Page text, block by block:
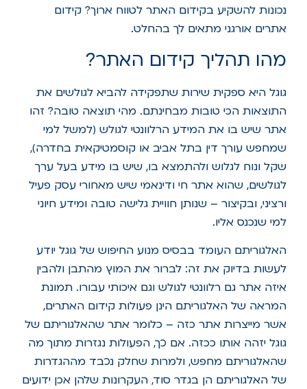
נכונות להשקיע בקידום האתר לטווח ארוך? קידום
אתרים אורגני מתאים לך בהחלט.
מהו תהליך קידום האתר?
גוגל היא ספקית שירות שתפקידה להביא לגולשים את
התוצאות הכי טובות מבחינתם. מהי תוצאה טובה? זהו
אתר שיש בו את המידע הרלוונטי לגולש (למשל למי
שמחפש עורך דין בתל אביב או קוסמטיקאית בחדרה),
שקל ונוח לגלוש ולהתמצא בו, שיש בו מידע בעל ערך
לגולשים, שהוא אתר חי ודינאמי שיש מאחורי עסק פעיל
ורציני, ובקיצור – שנותן חוויית גלישה טובה ומידע חיוני
למי שנכנס אליו.
האלגוריתם העומד בבסיס מנוע החיפוש של גוגל יודע
לעשות בדיוק את זה: לברור את המוץ מהתבן ולהבין
איזה אתר גם רלוונטי לגולש וגם איכותי עבורו. תמונת
המראה של האלגוריתם הינן פעולות קידום האתרים,
אשר מייצרות אתר כזה – כלומר אתר שהאלגוריתם של
גוגל יזהה אותו ככזה. אם כך, הפעולות נגזרות מתוך מה
שהאלגוריתם מחפש, ולמרות שחלק נכבד מההגדרות
של האלגוריתם הן בגדר סוד, העקרונות שלהן אכן ידועים